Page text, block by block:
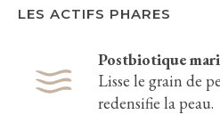
LES ACTIFS PHARES
Postbiotique
Lisse le grain de
redensifie la peau.